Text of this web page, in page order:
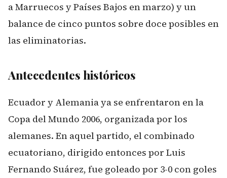
a Marruecos y Países Bajos en marzo) y un
balance de cinco puntos sobre doce posibles en
las eliminatorias.
Antecedentes históricos
Ecuador y Alemania ya se enfrentaron en la
Copa del Mundo 2006, organizada por los
alemanes. En aquel partido, el combinado
ecuatoriano, dirigido entonces por Luis
Fernando Suárez, fue goleado por 3-0 con goles